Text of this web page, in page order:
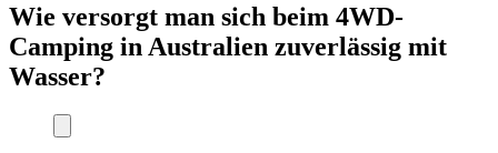
Wie versorgt man sich beim 4WD-
Camping in Australien zuverlässig mit
Wasser?